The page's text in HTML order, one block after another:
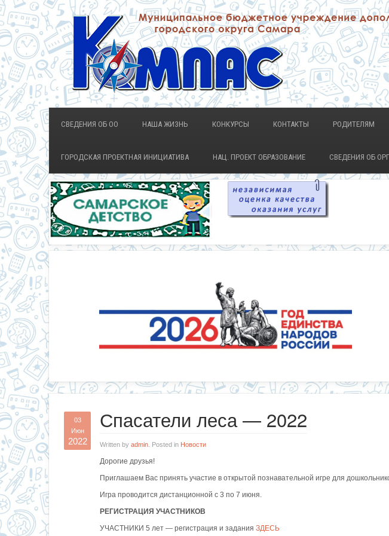
СВЕДЕНИЯ ОБ ОО НАША ЖИЗНЬ КОНКУРСЫ КОНТАКТЫ РОДИТЕЛЯМ
ГОРОДСКАЯ ПРОЕКТНАЯ ИНИЦИАТИВА НАЦ. ПРОЕКТ ОБРАЗОВАНИЕ СВЕДЕНИЯ ОБ
03
Июн
2022
Спасатели леса — 2022
Written by admin . Posted in Новости
Дорогие друзья!
Приглашаем Вас принять участие в открытой познавательной игре для
Игра проводится дистанционной с 3 по 7 июня.
РЕГИСТРАЦИЯ УЧАСТНИКОВ
УЧАСТНИКИ 5 лет — регистрация и задания ЗДЕСЬ